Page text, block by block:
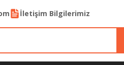
İletişim Bilgilerimiz